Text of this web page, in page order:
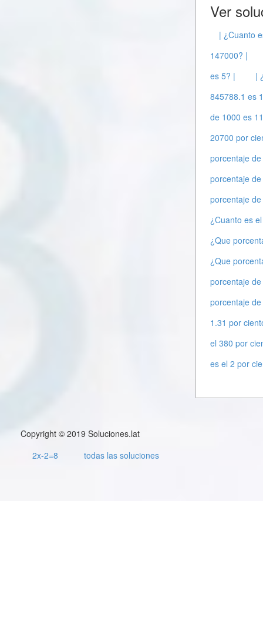
Ver
| ¿Cuanto
147000? |
es 5? |
|
845788.1 es
de 1000 es
20700 por
porcentaje
porcentaje
porcentaje
¿Cuanto es
¿Que
¿Que
porcentaje
porcentaje
1.31 por
el 380 por
es el 2 por
Copyright © 2019 Soluciones.lat
2x-2=8
todas las soluciones